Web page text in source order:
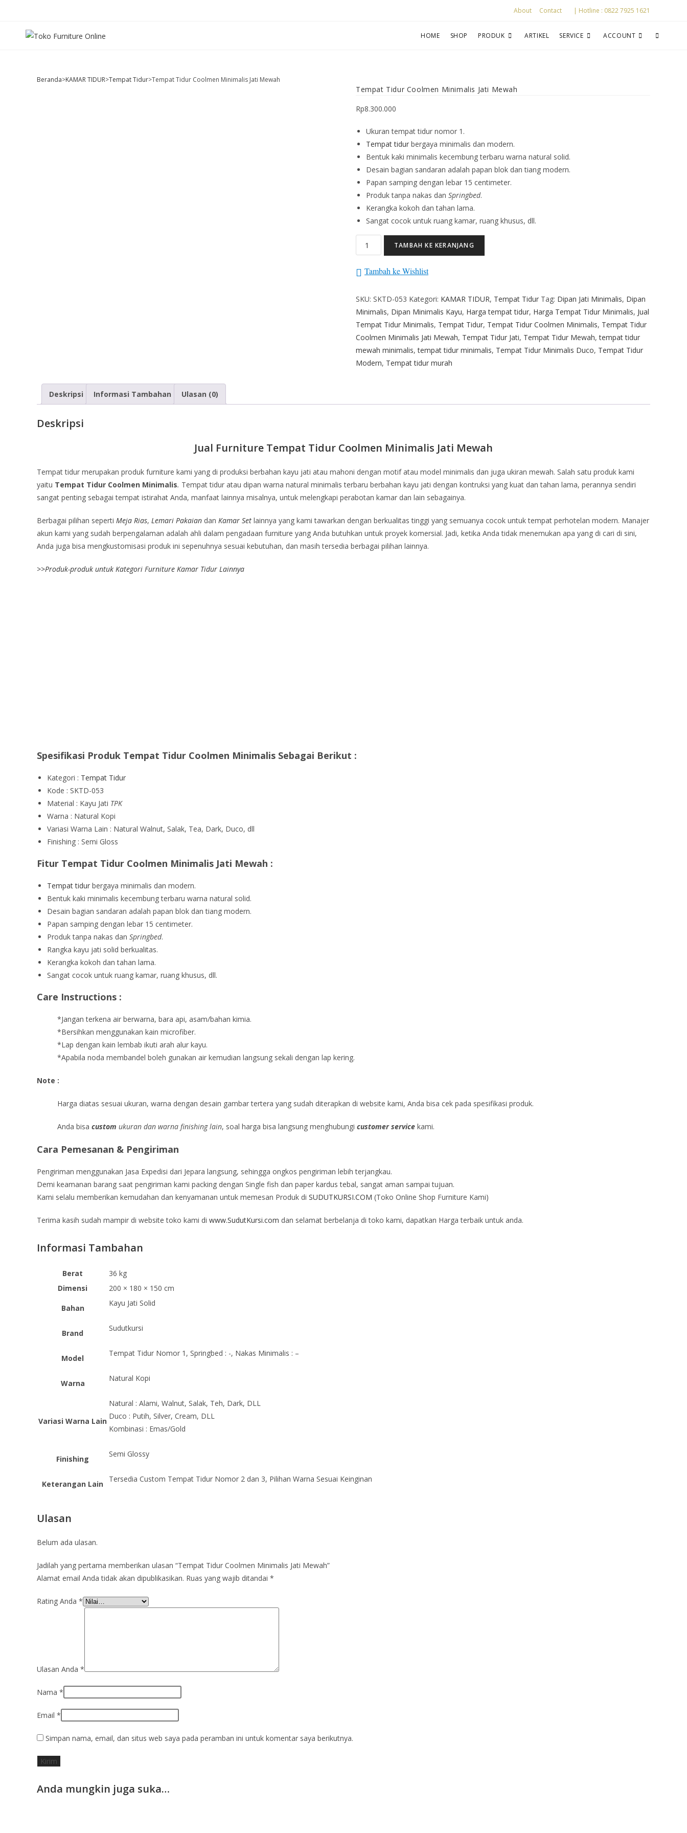
About Contact | Hotline : 0822 7925 1621
HOME SHOP PRODUK ARTIKEL SERVICE ACCOUNT
Beranda>KAMAR TIDUR>Tempat Tidur>Tempat Tidur Coolmen Minimalis Jati Mewah
Tempat Tidur Coolmen Minimalis Jati Mewah
Rp8.300.000
Ukuran tempat tidur nomor 1.
Tempat tidur bergaya minimalis dan modern.
Bentuk kaki minimalis kecembung terbaru warna natural solid.
Desain bagian sandaran adalah papan blok dan tiang modern.
Papan samping dengan lebar 15 centimeter.
Produk tanpa nakas dan Springbed.
Kerangka kokoh dan tahan lama.
Sangat cocok untuk ruang kamar, ruang khusus, dll.
TAMBAH KE KERANJANG
Tambah ke Wishlist
SKU: SKTD-053 Kategori: KAMAR TIDUR, Tempat Tidur Tag: Dipan Jati Minimalis, Dipan
Minimalis, Dipan Minimalis Kayu, Harga tempat tidur, Harga Tempat Tidur Minimalis, Jual
Tempat Tidur Minimalis, Tempat Tidur, Tempat Tidur Coolmen Minimalis, Tempat Tidur
Coolmen Minimalis Jati Mewah, Tempat Tidur Jati, Tempat Tidur Mewah,tempat tidur
mewah minimalis,tempat tidur minimalis, Tempat Tidur Minimalis Duco, Tempat Tidur
Modern, Tempat tidur murah
Deskripsi Informasi Tambahan Ulasan (0)
Deskripsi
Jual Furniture Tempat Tidur Coolmen Minimalis Jati Mewah
Tempat tidur merupakan produk furniture kami yang di produksi berbahan kayu jati atau mahoni dengan motif atau model minimalis dan juga ukiran mewah. Salah satu produk kami
yaitu Tempat Tidur Coolmen Minimalis. Tempat tidur atau dipan warna natural minimalis terbaru berbahan kayu jati dengan kontruksi yang kuat dan tahan lama, perannya sendiri
sangat penting sebagai tempat istirahat Anda, manfaat lainnya misalnya, untuk melengkapi perabotan kamar dan lain sebagainya.
Berbagai pilihan seperti Meja Rias, Lemari Pakaian dan Kamar Set lainnya yang kami tawarkan dengan berkualitas tinggi yang semuanya cocok untuk tempat perhotelan modern. Manajer
akun kami yang sudah berpengalaman adalah ahli dalam pengadaan furniture yang Anda butuhkan untuk proyek komersial. Jadi, ketika Anda tidak menemukan apa yang di cari di sini,
Anda juga bisa mengkustomisasi produk ini sepenuhnya sesuai kebutuhan, dan masih tersedia berbagai pilihan lainnya.
>>Produk-produk untuk Kategori Furniture Kamar Tidur Lainnya
Spesifikasi Produk Tempat Tidur Coolmen Minimalis Sebagai Berikut :
Kategori : Tempat Tidur
Kode : SKTD-053
Material : Kayu Jati TPK
Warna : Natural Kopi
Variasi Warna Lain : Natural Walnut, Salak, Tea, Dark, Duco, dll
Finishing : Semi Gloss
Fitur Tempat Tidur Coolmen Minimalis Jati Mewah :
Tempat tidur bergaya minimalis dan modern.
Bentuk kaki minimalis kecembung terbaru warna natural solid.
Desain bagian sandaran adalah papan blok dan tiang modern.
Papan samping dengan lebar 15 centimeter.
Produk tanpa nakas dan Springbed.
Rangka kayu jati solid berkualitas.
Kerangka kokoh dan tahan lama.
Sangat cocok untuk ruang kamar, ruang khusus, dll.
Care Instructions :
*Jangan terkena air berwarna, bara api, asam/bahan kimia.
*Bersihkan menggunakan kain microfiber.
*Lap dengan kain lembab ikuti arah alur kayu.
*Apabila noda membandel boleh gunakan air kemudian langsung sekali dengan lap kering.
Note :
Harga diatas sesuai ukuran, warna dengan desain gambar tertera yang sudah diterapkan di website kami, Anda bisa cek pada spesifikasi produk.
Anda bisa custom ukuran dan warna finishing lain, soal harga bisa langsung menghubungi customer service kami.
Cara Pemesanan & Pengiriman
Pengiriman menggunakan Jasa Expedisi dari Jepara langsung, sehingga ongkos pengiriman lebih terjangkau.
Demi keamanan barang saat pengiriman kami packing dengan Single fish dan paper kardus tebal, sangat aman sampai tujuan.
Kami selalu memberikan kemudahan dan kenyamanan untuk memesan Produk di SUDUTKURSI.COM (Toko Online Shop Furniture Kami)
Terima kasih sudah mampir di website toko kami di www.SudutKursi.com dan selamat berbelanja di toko kami, dapatkan Harga terbaik untuk anda.
Informasi Tambahan
Berat
36 kg
Dimensi
200 × 180 × 150 cm
Bahan
Kayu Jati Solid
Brand
Sudutkursi
Model
Tempat Tidur Nomor 1, Springbed : -, Nakas Minimalis : –
Warna
Natural Kopi
Variasi Warna Lain
Natural : Alami, Walnut, Salak, Teh, Dark, DLL
Duco : Putih, Silver, Cream, DLL
Kombinasi : Emas/Gold
Finishing
Semi Glossy
Keterangan Lain
Tersedia Custom Tempat Tidur Nomor 2 dan 3, Pilihan Warna Sesuai Keinginan
Ulasan
Belum ada ulasan.
Jadilah yang pertama memberikan ulasan “Tempat Tidur Coolmen Minimalis Jati Mewah”
Alamat email Anda tidak akan dipublikasikan. Ruas yang wajib ditandai *
Rating Anda *
Ulasan Anda *
Nama *
Email *
Simpan nama, email, dan situs web saya pada peramban ini untuk komentar saya berikutnya.
Anda mungkin juga suka…